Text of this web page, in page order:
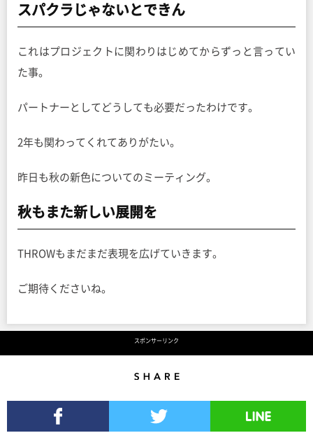
スパクラじゃないとできん
これはプロジェクトに関わりはじめてからずっと言ってい
た事。
パートナーとしてどうしても必要だったわけです。
2年も関わってくれてありがたい。
昨日も秋の新色についてのミーティング。
秋もまた新しい展開を
THROWもまだまだ表現を広げていきます。
ご期待くださいね。
スポンサーリンク